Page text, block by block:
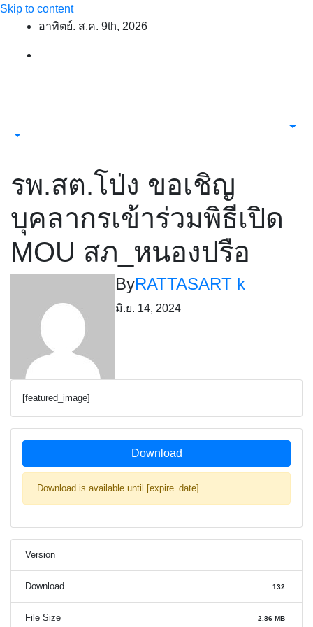
Skip to content
อาทิตย์. ส.ค. 9th, 2026
รพ.สต.โป่ง ขอเชิญ
บุคลากรเข้าร่วมพิธีเปิด
MOU สภ_หนองปรือ
ByRATTASART k
มิ.ย. 14, 2024
[featured_image]
Download
Download is available until [expire_date]
Version
Download 132
File Size 2.86 MB